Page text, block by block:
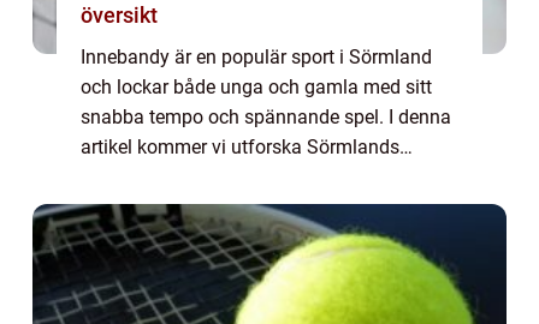
översikt
Innebandy är en populär sport i Sörmland
och lockar både unga och gamla med sitt
snabba tempo och spännande spel. I denna
artikel kommer vi utforska Sörmlands
presentation av sportens olika aspekter,
inklusive dess type...